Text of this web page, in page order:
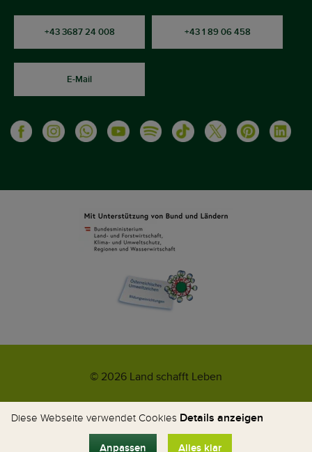
+43 3687 24 008 +43 1 89 06 458
E-Mail
© 2026 Land schafft Leben
Impressum AGB Kontakt Datenschutz
Umweltzeichen
WhatsApp-News
Diese Webseite verwendet Cookies Details anzeigen
Anpassen Alles klar